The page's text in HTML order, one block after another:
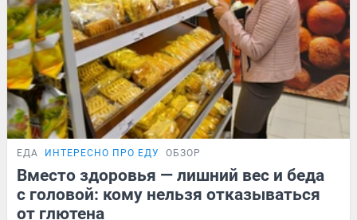
ЕДА ИНТЕРЕСНО ПРО ЕДУ ОБЗОР
Вместо здоровья — лишний вес и беда
с головой: кому нельзя отказываться
от глютена